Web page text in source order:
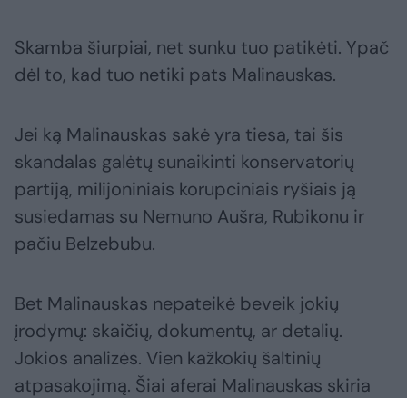
Skamba šiurpiai, net sunku tuo patikėti. Ypač
dėl to, kad tuo netiki pats Malinauskas.
Jei ką Malinauskas sakė yra tiesa, tai šis
skandalas galėtų sunaikinti konservatorių
partiją, milijoniniais korupciniais ryšiais ją
susiedamas su Nemuno Aušra, Rubikonu ir
pačiu Belzebubu.
Bet Malinauskas nepateikė beveik jokių
įrodymų: skaičių, dokumentų, ar detalių.
Jokios analizės. Vien kažkokių šaltinių
atpasakojimą. Šiai aferai Malinauskas skiria